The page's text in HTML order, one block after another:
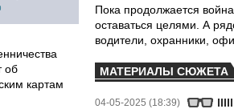
об
картам
Пока продолжается
оставаться целями. А
водители, охранники,
МАТЕРИАЛЫ СЮЖЕТА
04-05-2025 (18:39)